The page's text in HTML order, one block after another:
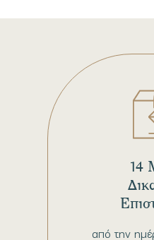
από την
14